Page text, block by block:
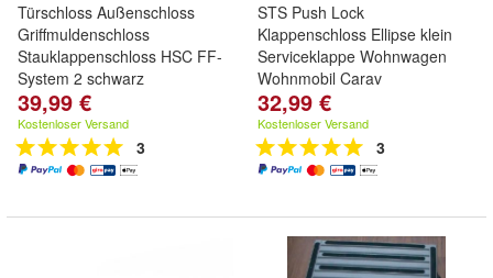
Türschloss Außenschloss
Griffmuldenschloss
Stauklappenschloss HSC FF-
System 2 schwarz
39,99 €
Kostenloser Versand
3
STS Push Lock
Klappenschloss Ellipse klein
Serviceklappe Wohnwagen
Wohnmobil Carav
32,99 €
Kostenloser Versand
3